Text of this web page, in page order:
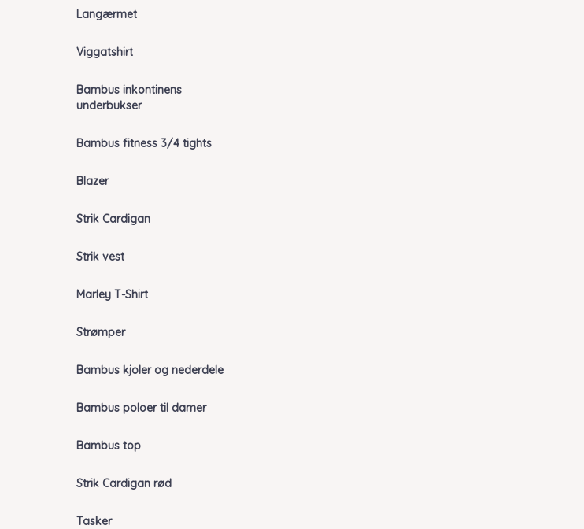
Langærmet
Viggatshirt
Bambus inkontinens
underbukser
Bambus fitness 3/4 tights
Blazer
Strik Cardigan
Strik vest
Marley T-Shirt
Strømper
Bambus kjoler og nederdele
Bambus poloer til damer
Bambus top
Strik Cardigan rød
Tasker